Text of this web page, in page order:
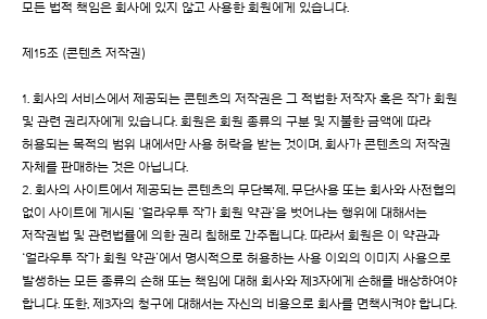
모든 법적 책임은 회사에 있지 않고 사용한 회원에게 있습니다.
제15조 (콘텐츠 저작권)
1. 회사의 서비스에서 제공되는 콘텐츠의 저작권은 그 적법한 저작자 혹은 작가 회원
및 관련 권리자에게 있습니다. 회원은 회원 종류의 구분 및 지불한 금액에 따라
허용되는 목적의 범위 내에서만 사용 허락을 받는 것이며, 회사가 콘텐츠의 저작권
자체를 판매하는 것은 아닙니다.
2. 회사의 사이트에서 제공되는 콘텐츠의 무단복제, 무단사용 또는 회사와 사전협의
없이 사이트에 게시된 ‘얼라우투 작가 회원 약관’을 벗어나는 행위에 대해서는
저작권법 및 관련법률에 의한 권리 침해로 간주됩니다. 따라서 회원은 이 약관과
‘얼라우투 작가 회원 약관’에서 명시적으로 허용하는 사용 이외의 이미지 사용으로
발생하는 모든 종류의 손해 또는 책임에 대해 회사와 제3자에게 손해를 배상하여야
합니다. 또한, 제3자의 청구에 대해서는 자신의 비용으로 회사를 면책시켜야 합니다.